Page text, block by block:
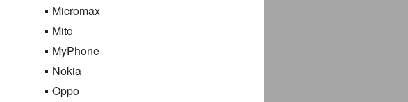
Micromax
Mito
MyPhone
Nokia
Oppo